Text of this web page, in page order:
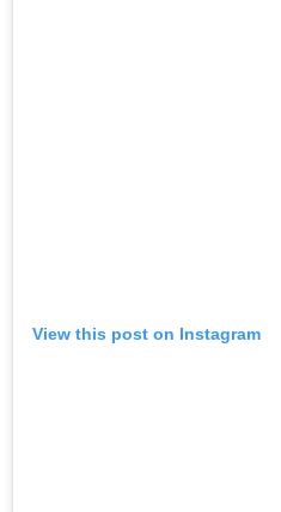
View this post on Instagram